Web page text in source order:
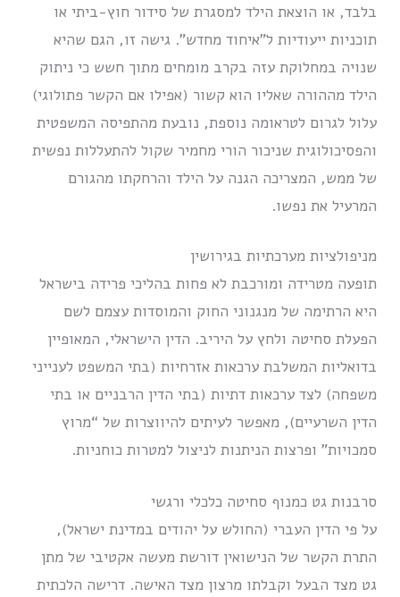
בלבד, או הוצאת הילד למסגרת של סידור חוץ-ביתי או
תוכניות ייעודיות ל”איחוד מחדש”. גישה זו, הגם שהיא
שנויה במחלוקת עזה בקרב מומחים מתוך חשש כי ניתוק
הילד מההורה שאליו הוא קשור (אפילו אם הקשר פתולוגי)
עלול לגרום לטראומה נוספת, נובעת מהתפיסה המשפטית
והפסיכולוגית שניכור הורי מחמיר שקול להתעללות נפשית
של ממש, המצריכה הגנה על הילד והרחקתו מהגורם
המרעיל את נפשו.
מניפולציות מערכתיות בגירושין
תופעה מטרידה ומורכבת לא פחות בהליכי פרידה בישראל
היא הרתימה של מנגנוני החוק והמוסדות עצמם לשם
הפעלת סחיטה ולחץ על היריב. הדין הישראלי, המאופיין
בדואליות המשלבת ערכאות אזרחיות (בתי המשפט לענייני
משפחה) לצד ערכאות דתיות (בתי הדין הרבניים או בתי
הדין השרעיים), מאפשר לעיתים להיווצרות של “מרוץ
סמכויות” ופרצות הניתנות לניצול למטרות כוחניות.
סרבנות גט כמנוף סחיטה כלכלי ורגשי
על פי הדין העברי (החולש על יהודים במדינת ישראל),
התרת הקשר של הנישואין דורשת מעשה אקטיבי של מתן
גט מצד הבעל וקבלתו מרצון מצד האישה. דרישה הלכתית